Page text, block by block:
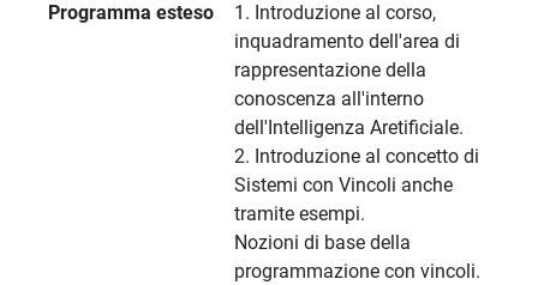
Programma esteso
1. Introduzione al corso,
inquadramento dell'area di
rappresentazione della
conoscenza all'interno
dell'Intelligenza Aretificiale.
2. Introduzione al concetto di
Sistemi con Vincoli anche
tramite esempi.
Nozioni di base della
programmazione con vincoli.